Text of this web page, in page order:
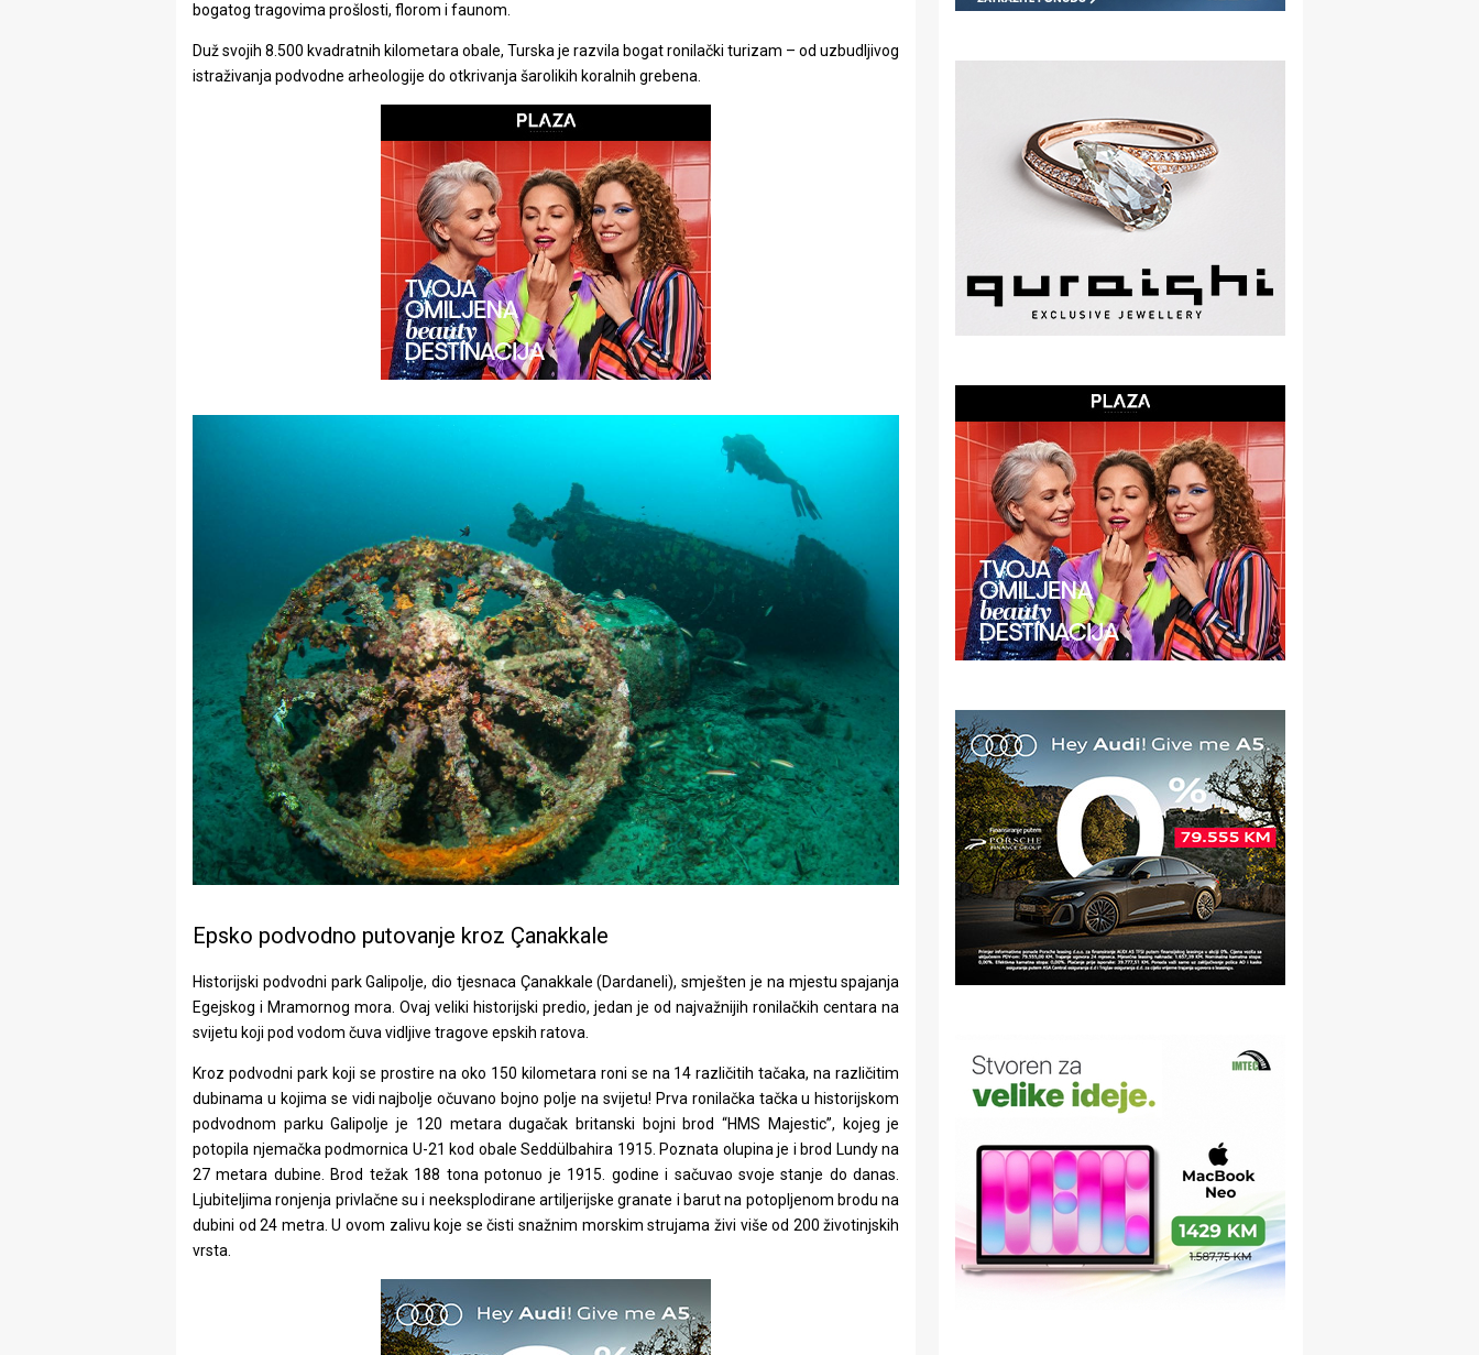
bogatog tragovima prošlosti, florom i faunom.
Duž svojih 8.500 kvadratnih kilometara obale, Turska je razvila bogat ronilački turizam – od uzbudljivog
istraživanja podvodne arheologije do otkrivanja šarolikih koralnih grebena.
Epsko podvodno putovanje kroz Çanakkale
Historijski podvodni park Galipolje, dio tjesnaca Çanakkale (Dardaneli), smješten je na mjestu spajanja
Egejskog i Mramornog mora. Ovaj veliki historijski predio, jedan je od najvažnijih ronilačkih centara na
svijetu koji pod vodom čuva vidljive tragove epskih ratova.
Kroz podvodni park koji se prostire na oko 150 kilometara roni se na 14 različitih tačaka, na različitim
dubinama u kojima se vidi najbolje očuvano bojno polje na svijetu! Prva ronilačka tačka u historijskom
podvodnom parku Galipolje je 120 metara dugačak britanski bojni brod “HMS Majestic”, kojeg je
potopila njemačka podmornica U-21 kod obale Seddülbahira 1915. Poznata olupina je i brod Lundy na
27 metara dubine. Brod težak 188 tona potonuo je 1915. godine i sačuvao svoje stanje do danas.
Ljubiteljima ronjenja privlačne su i neeksplodirane artiljerijske granate i barut na potopljenom brodu na
dubini od 24 metra. U ovom zalivu koje se čisti snažnim morskim strujama živi više od 200 životinjskih
vrsta.